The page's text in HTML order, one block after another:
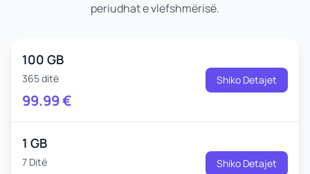
periudhat e vlefshmërisë.
100 GB
365 ditë
99.99€
Shiko Detajet
1 GB
7 Ditë Shiko Detajet